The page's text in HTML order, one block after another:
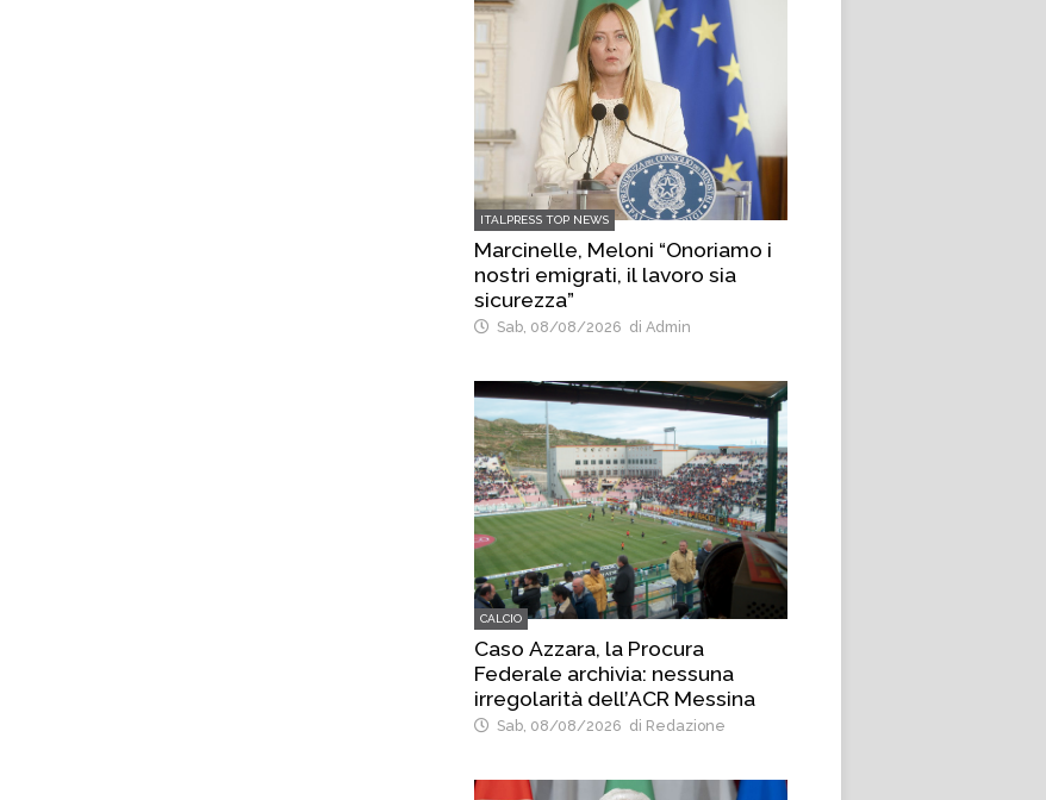
ITALPRESS TOP NEWS
Marcinelle, Meloni “Onoriamo i
nostri emigrati, il lavoro sia
sicurezza”
Sab, 08/08/2026 di Admin
CALCIO
Caso Azzara, la Procura
Federale archivia: nessuna
irregolarità dell’ACR Messina
Sab, 08/08/2026 di Redazione